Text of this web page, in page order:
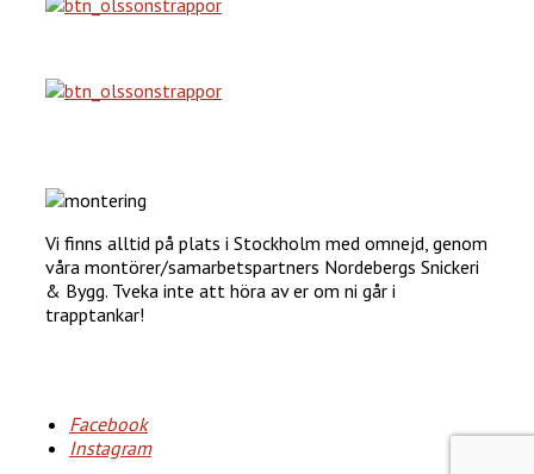
Vi finns alltid på plats i Stockholm med omnejd, genom
våra montörer/samarbetspartners Nordebergs Snickeri
& Bygg. Tveka inte att höra av er om ni går i
trapptankar!
Facebook
Instagram